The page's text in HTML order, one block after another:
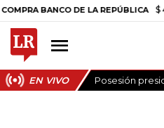
DE LA REPÚBLICA $
EN VIVO Posesión